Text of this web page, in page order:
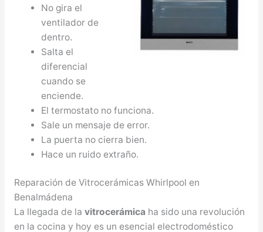
No gira el
ventilador de
dentro.
Salta el
diferencial
cuando se
enciende.
El termostato no funciona.
Sale un mensaje de error.
La puerta no cierra bien.
Hace un ruido extraño.
Reparación de Vitrocerámicas Whirlpool en
Benalmádena
La llegada de la vitrocerámica ha sido una revolución
en la cocina y hoy es un esencial electrodoméstico